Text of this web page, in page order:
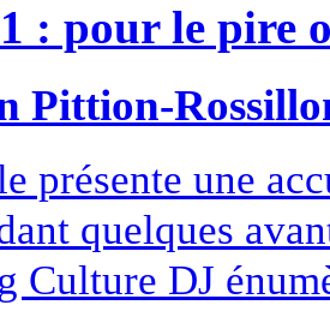
: pour le pire
Pittion-
présente une
quelques
Culture DJ